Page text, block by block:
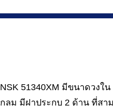
NSK 51340XM มีขนาดวงใ
กลม มีฝาประกบ 2 ด้าน ที่สา